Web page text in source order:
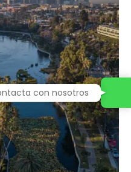
con nosotros